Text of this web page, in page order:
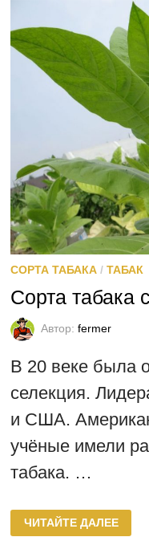
СОРТА ТАБАКА/ ТАБАК
Сорта табака
Автор: fermer
В 20 веке была
селекция.
и США.
учёные имели
табака. …
СОРТА
ТАБАКА
ЧИТАЙТЕ ДАЛЕЕ